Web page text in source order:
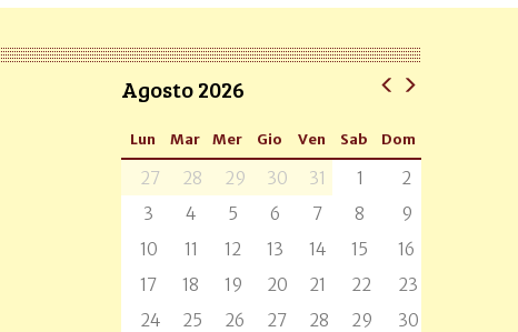
Agosto 2026
Lun Mar Mer Gio Ven Sab Dom
27 28 29 30 31 1
2
3
4 5 6 7 8
9
10
11 12 13 14 15
16
17
18 19 20 21 22
23
24
25 26 27 28 29
30